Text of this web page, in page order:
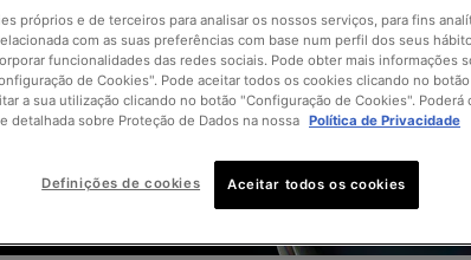
ÁCIDO
próprios e de terceiros para analisar os nossos serviços, para fins
com as suas preferências com base num perfil dos seus
funcionalidades das redes sociais. Pode obter mais informações
de Cookies". Pode aceitar todos os cookies clicando no
a sua utilização clicando no botão "Configuração de Cookies". Poderá
detalhada sobre Proteção de Dados na nossa Política de Privacidade
Definições de cookies Aceitar todos os cookies